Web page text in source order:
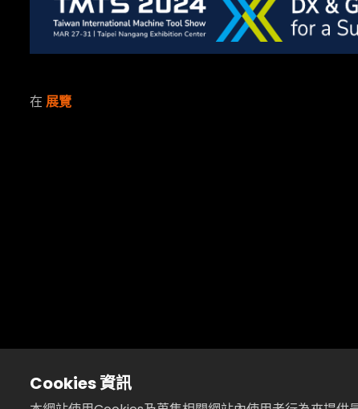
在 展覽
Cookies 資訊